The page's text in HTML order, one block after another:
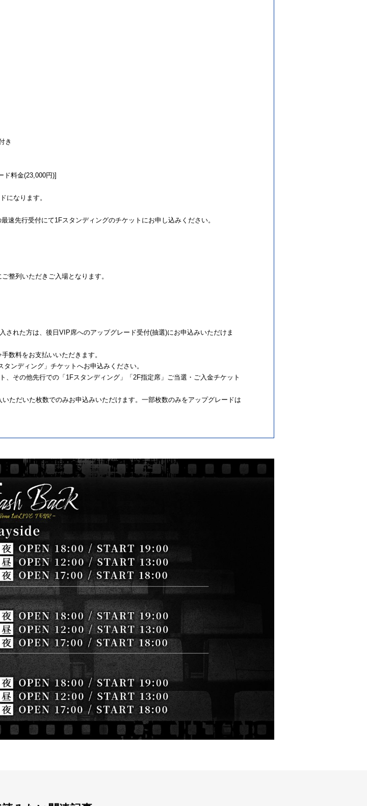
き
ド料金(23,000円)]
になります。
先行受付にて1Fスタンディングのチケットにお申し込みください。
整列いただきご入場となります。
れた方は、後日VIP席へのアップグレード受付(抽選)にお申込みいただけま
数料をお支払いいただきます。
ンディング」チケットへお申込みください。
その他先行での「1Fスタンディング」「2F指定席」ご当選・ご入金チケット
ただいた枚数でのみお申込みいただけます。一部枚数のみをアップグレードは